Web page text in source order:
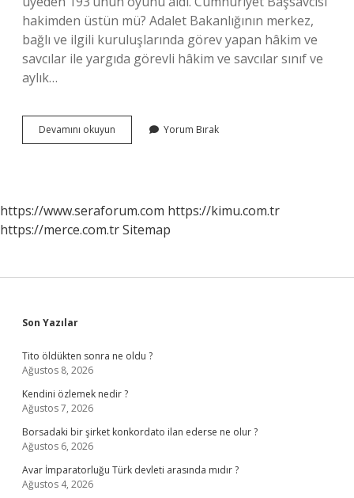
hakimden üstün mü? Adalet Bakanlığının merkez,
bağlı ve ilgili kuruluşlarında görev yapan hâkim ve
savcılar ile yargıda görevli hâkim ve savcılar sınıf ve
aylık…
Devamını okuyun
Tane
Yorum Bırak
https://www.seraforum.com https://kimu.com.tr
https://merce.com.trSitemap
Sidebar
Son Yazılar
Tito öldükten sonra ne oldu ?
Ağustos 8, 2026
Kendini özlemek nedir ?
Ağustos 7, 2026
Borsadaki bir şirket konkordato ilan ederse ne olur ?
Ağustos 6, 2026
Avar İmparatorluğu Türk devleti arasında mıdır ?
Ağustos 4, 2026